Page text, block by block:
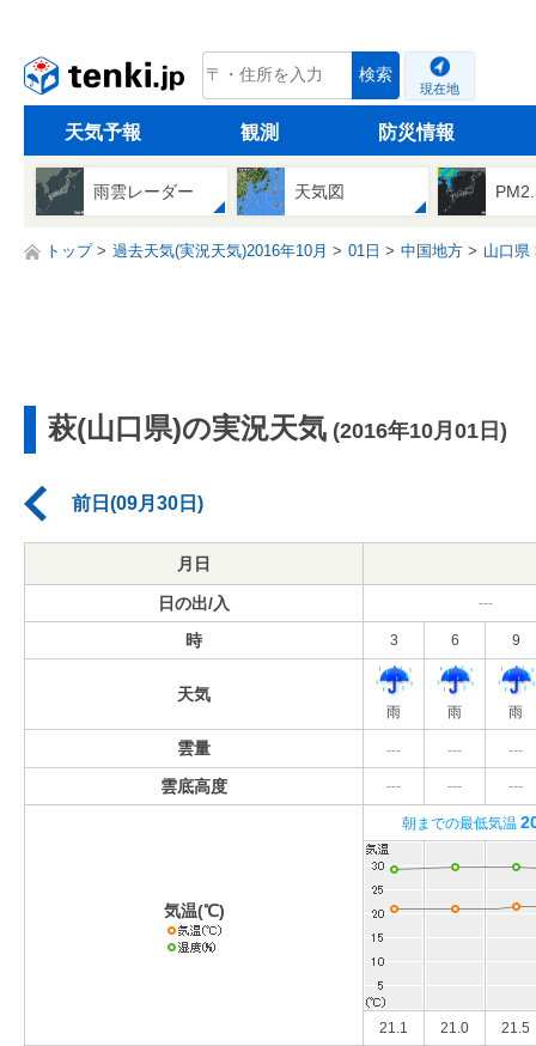
tenki.jp 検索
現在地
天気予報 観測 防災情報
雨雲レーダー 天気図
トップ 過去天気(実況天気)2016年10月 01日 中国地方 山口県
萩(山口県)の実況天気 (2016年10月01日)
前日(09月30日)
月日
日の出/入 ---
時 3 6 9
天気
雨 雨 雨
雲量 --- --- ---
雲底高度 --- --- ---
気温(℃)
朝までの最低気温
21.1 21.0 21.5